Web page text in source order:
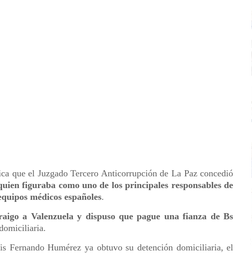
que el Juzgado Tercero Anticorrupción de La Paz concedió
figuraba como uno de los principales responsables de
médicos españoles.
a Valenzuela y dispuso que pague una fianza de Bs
Fernando Humérez ya obtuvo su detención domiciliaria, el